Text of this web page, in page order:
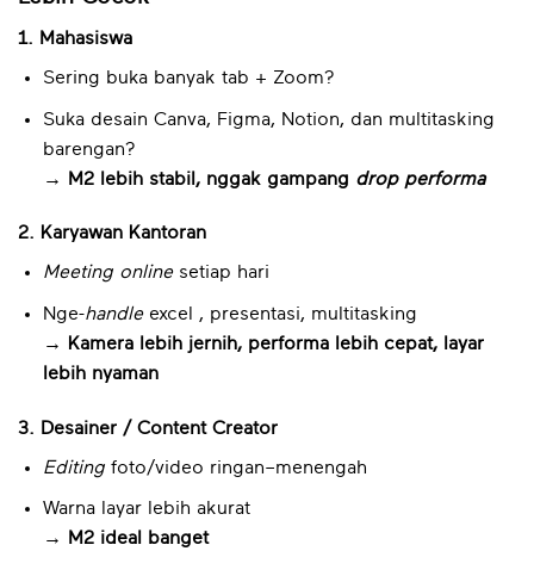
1. Mahasiswa
Sering buka banyak tab + Zoom?
Suka desain Canva, Figma, Notion, dan multitasking
barengan?
→ M2 lebih stabil, nggak gampang drop performa
2. Karyawan Kantoran
Meeting onlinesetiap hari
Nge-handleexcel , presentasi, multitasking
→ Kamera lebih jernih, performa lebih cepat, layar
lebih nyaman
3. Desainer / Content Creator
Editingfoto/video ringan–menengah
Warna layar lebih akurat
→ M2 ideal banget